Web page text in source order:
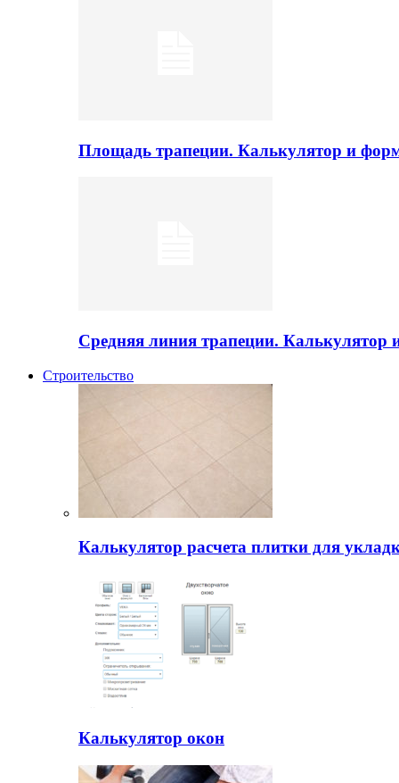
Площадь трапеции. Калькулятор и
Средняя линия трапеции.
Строительство
Калькулятор расчета плитки для
Калькулятор окон